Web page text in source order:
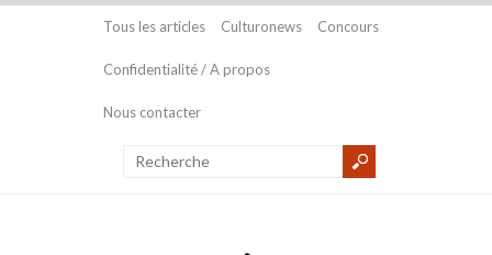
Tous les articles Culturonews Concours
Confidentialité / A propos
Nous contacter